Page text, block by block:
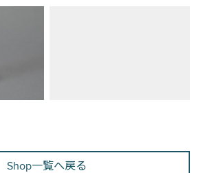
Shop一覧へ戻る